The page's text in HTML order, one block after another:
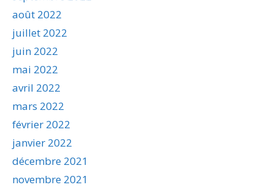
août 2022
juillet 2022
juin 2022
mai 2022
avril 2022
mars 2022
février 2022
janvier 2022
décembre 2021
novembre 2021